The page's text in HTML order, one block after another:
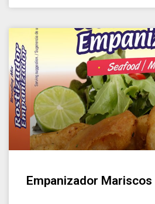
Empanizador Mariscos